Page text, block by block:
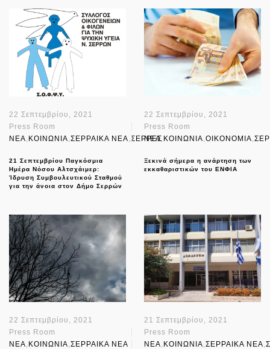
22 Σεπτεμβρίου, 2021
Press Room
NEA ΚΟΙΝΩΝΙΑ ΣΕΡΡΑΙΚΑ ΝΕΑ ΣΕΡΡΕΣ
21 Σεπτεμβρίου Παγκόσμια
Ημέρα Νόσου Αλτσχάιμερ:
Ίδρυση Συμβουλευτικού Σταθμού
για την άνοια στον Δήμο Σερρών
22 Σεπτεμβρίου, 2021
Press Room
NEA, ΚΟΙΝΩΝΙΑ ΟΙΚΟΝΟΜΙΑ
Ξεκινά σήμερα η ανάρτηση των
εκκαθαριστικών του ΕΝΦΙΑ
22 Σεπτεμβρίου, 2021
Press Room
NEA, ΚΟΙΝΩΝΙΑ,ΣΕΡΡΑΙΚΑ ΝΕΑ
21 Σεπτεμβρίου, 2021
Press Room
NEA, ΚΟΙΝΩΝΙΑ,ΣΕΡΡΑΙΚΑ ΝΕΑ,